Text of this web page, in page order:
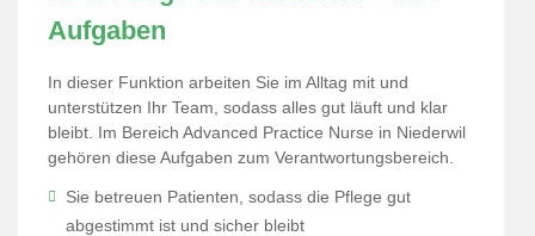
Aufgaben
In dieser Funktion arbeiten Sie im Alltag mit und
unterstützen Ihr Team, sodass alles gut läuft und klar
bleibt. Im Bereich Advanced Practice Nurse in Niederwil
gehören diese Aufgaben zum Verantwortungsbereich.
Sie betreuen Patienten, sodass die Pflege gut
abgestimmt ist und sicher bleibt